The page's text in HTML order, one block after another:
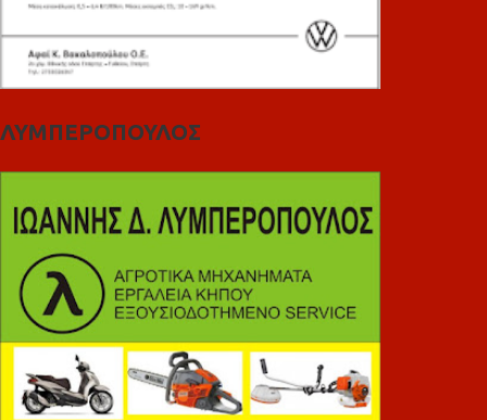
ΛΥΜΠΕΡΟΠΟΥΛΟΣ